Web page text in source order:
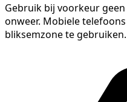
Gebruik bij voorkeur
onweer. Mobiele
bliksemzone te gebruiken.